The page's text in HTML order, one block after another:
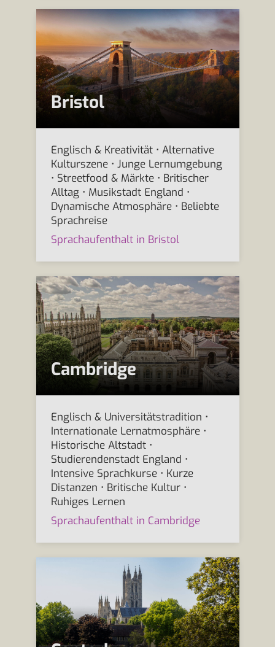
Bristol
Englisch & Kreativität • Alternative
Kulturszene • Junge Lernumgebung
• Streetfood & Märkte • Britischer
Alltag • Musikstadt England •
Dynamische Atmosphäre • Beliebte
Sprachreise
Sprachaufenthalt in Bristol
Cambridge
Englisch & Universitätstradition •
Internationale Lernatmosphäre •
Historische Altstadt •
Studierendenstadt England •
Intensive Sprachkurse • Kurze
Distanzen • Britische Kultur •
Ruhiges Lernen
Sprachaufenthalt in Cambridge